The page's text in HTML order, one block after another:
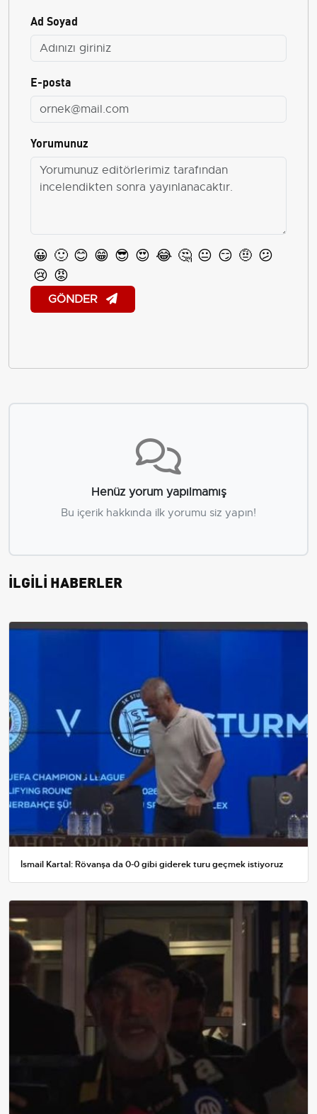
Ad Soyad
E-posta
Yorumunuz
😀 🙂 😊 😁 😎 😍 😂 🤔 😐 😏 🤨 😕
😢 😡
GÖNDER
Henüz yorum yapılmamış
Bu içerik hakkında ilk yorumu siz yapın!
İLGİLİ HABERLER
İsmail Kartal: Rövanşa da 0-0 gibi giderek turu geçmek istiyoruz